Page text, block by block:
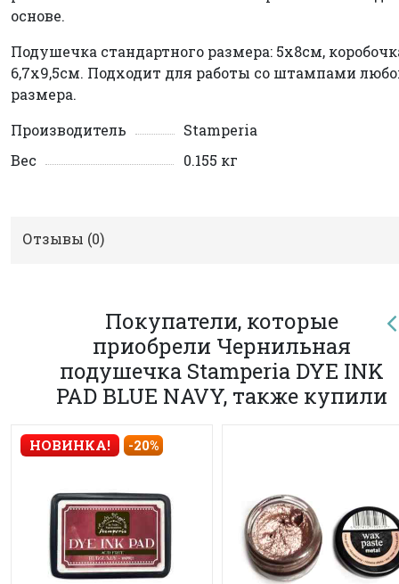
основе.
Подушечка стандартного размера: 5x8см,
6,7х9,5см. Подходит для работы со штампами
размера.
Производитель
Stamperia
Вес
0.155 кг
Отзывы (0)
Покупатели, которые
приобрели Чернильная
подушечка Stamperia DYE INK
PAD BLUE NAVY, также купили
НОВИНКА! -20%